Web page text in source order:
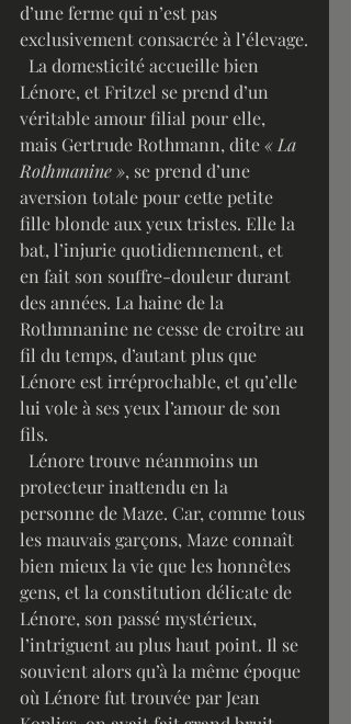
d’une ferme qui n’est pas
exclusivement consacrée à l’élevage.
Lénore, et Fritzel se prend d’un
véritable amour filial pour elle,
mais Gertrude Rothmann, dite « La
Rothmanine », se prend d’une
aversion totale pour cette petite
fille blonde aux yeux tristes. Elle la
bat, l’injurie quotidiennement, et
en fait son souffre-douleur durant
des années. La haine de la
Rothmnanine ne cesse de croitre au
fil du temps, d’autant plus que
Lénore est irréprochable, et qu’elle
lui vole à ses yeux l’amour de son
fils.
protecteur inattendu en la
personne de Maze. Car, comme tous
les mauvais garçons, Maze connaît
bien mieux la vie que les honnêtes
gens, et la constitution délicate de
Lénore, son passé mystérieux,
l’intriguent au plus haut point. Il se
souvient alors qu’à la même époque
où Lénore fut trouvée par Jean